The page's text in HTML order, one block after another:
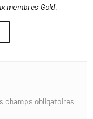
membres Gold.
champs obligatoires